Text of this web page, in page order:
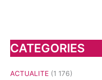
CATEGORIES
ACTUALITE (1 176)